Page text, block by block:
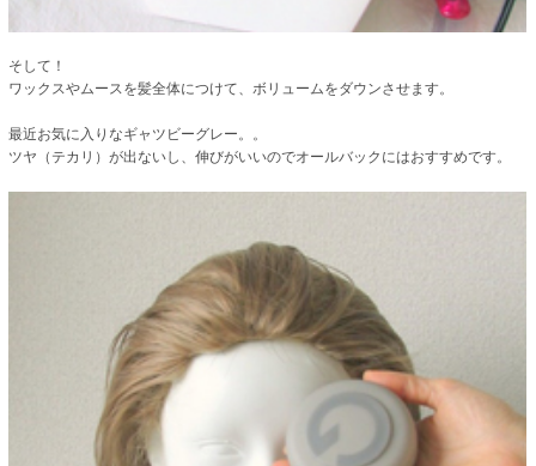
そして！
ワックスやムースを髪全体につけて、ボリュームをダウンさせます。
最近お気に入りなギャツビーグレー。。
ツヤ（テカリ）が出ないし、伸びがいいのでオールバックにはおすすめです。